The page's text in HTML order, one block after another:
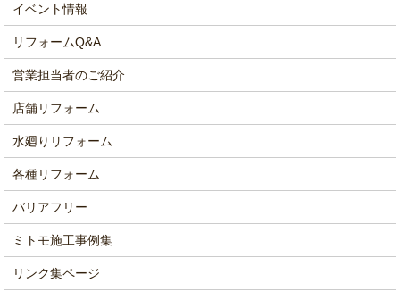
イベント情報
リフォームQ&A
営業担当者のご紹介
店舗リフォーム
水廻りリフォーム
各種リフォーム
バリアフリー
ミトモ施工事例集
リンク集ページ